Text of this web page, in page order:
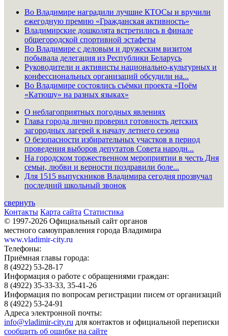
Во Владимире наградили лучшие КТОСы и вручили
ежегодную премию «Гражданская активность»
Владимирские дошколята встретились в финале
общегородской спортивной эстафеты
Во Владимире с деловым и дружеским визитом
побывала делегация из Республики Беларусь
Руководители и активисты национально-культурных и
конфессиональных организаций обсудили на...
Во Владимире состоялись съёмки проекта «Поём
«Катюшу» на разных языках»
О неблагоприятных погодных явлениях
Глава города лично проверил готовность детских
загородных лагерей к началу летнего сезона
О безопасности избирательных участков в период
проведения выборов депутатов Совета народн...
На городском торжественном мероприятии в честь Дня
семьи, любви и верности поздравили боле...
Для 1515 выпускников Владимира сегодня прозвучал
последний школьный звонок
свернуть
Контакты Карта сайта Статистика
© 1997-2026 Официальный сайт органов
местного самоуправления города Владимира
www.vladimir-city.ru
Телефоны:
Приёмная главы города:
8 (4922) 53-28-17
Информация о работе с обращениями граждан:
8 (4922) 35-33-33, 35-41-26
Информация по вопросам регистрации писем от организаций
8 (4922) 53-24-91
Адреса электронной почты:
info@vladimir-city.ru для контактов и официальной переписки
сообщить об ошибке на сайте